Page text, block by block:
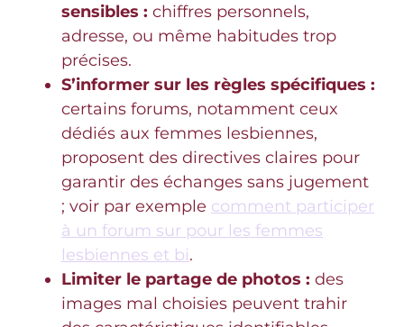
sensibles : chiffres personnels,
adresse, ou même habitudes trop
précises.
S’informer sur les règles spécifiques :
certains forums, notamment ceux
dédiés aux femmes lesbiennes,
proposent des directives claires pour
garantir des échanges sans jugement
; voir par exemple comment participer
à un forum sur pour les femmes
lesbiennes et bi.
Limiter le partage de photos : des
images mal choisies peuvent trahir